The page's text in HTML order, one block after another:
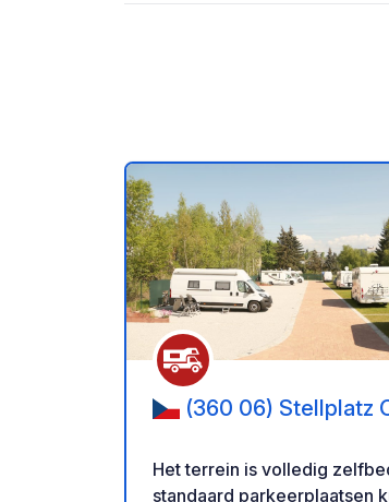
(360 06) Stellplatz
Het terrein is volledig
standaard parkeerplaatsen